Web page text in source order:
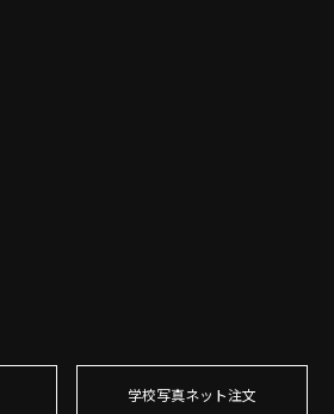
学校写真ネット注⽂